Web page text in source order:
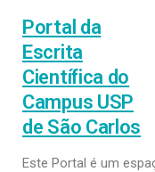
Portal da
Escrita
Científica do
Campus USP
de São Carlos
Este Portal é um